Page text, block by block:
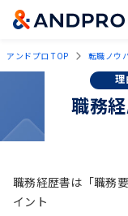
アンドプロ TOP 転職ノウ
理
職務
職務経歴書は「職務
イント